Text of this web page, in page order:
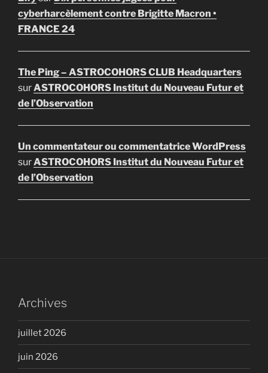
cyberharcèlement contre Brigitte Macron •
FRANCE 24
The Ping – ASTROCOHORS CLUB Headquarters
surASTROCOHORS Institut du Nouveau Futur et
de l’Observation
Un commentateur ou commentatrice WordPress
surASTROCOHORS Institut du Nouveau Futur et
de l’Observation
Archives
juillet 2026
juin 2026